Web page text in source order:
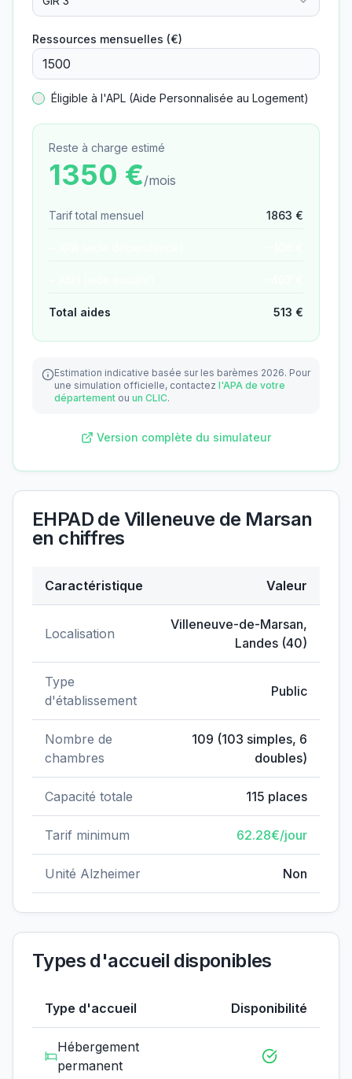
Ressources mensuelles (€)
Éligible à l'APL (Aide Personnalisée au Logement)
Reste à charge estimé
1350 €/mois
Tarif total mensuel 1863 €
Total aides 513 €
Estimation indicative basée sur les barèmes 2026. Pour
une simulation officielle, contactez l'APA de votre
département ou un CLIC.
Version complète du simulateur
EHPAD de Villeneuve de Marsan
en chiffres
Caractéristique Valeur
Localisation
Villeneuve-de-Marsan,
Landes (40)
Type
d'établissement
Public
Nombre de
chambres
109 (103 simples, 6
doubles)
Capacité totale 115 places
Tarif minimum 62.28€/jour
Unité Alzheimer Non
Types d'accueil disponibles
Type d'accueil Disponibilité
Hébergement
permanent